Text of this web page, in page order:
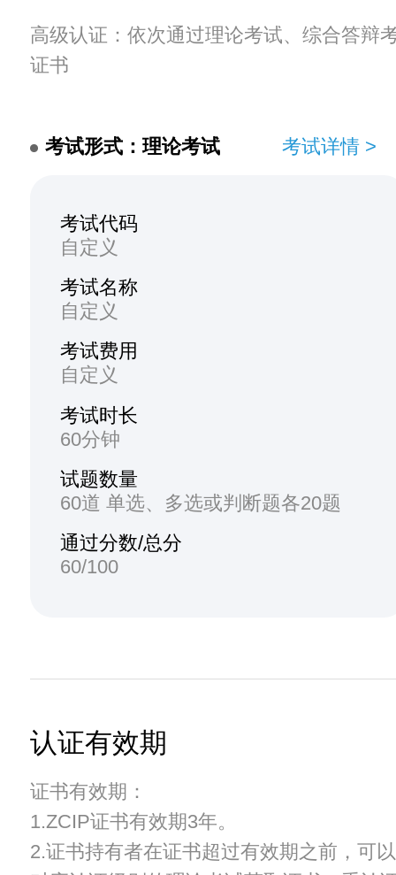
高级认证：依次通过理论考试、综合答辩
证书
考试形式：理论考试 考试详情 >
考试代码
自定义
考试名称
自定义
考试费用
自定义
考试时长
60分钟
试题数量
60道 单选、多选或判断题各20题
通过分数/总分
60/100
认证有效期
证书有效期：
1.ZCIP证书有效期3年。
2.证书持有者在证书超过有效期之前，可